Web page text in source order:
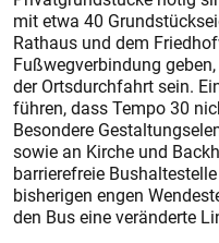
mit etwa 40
Rathaus und dem
Fußwegverbindung
der Ortsdurchfahrt sein.
führen, dass Tempo 30
Besondere
sowie an Kirche und
barrierefreie
bisherigen engen
den Bus eine veränderte